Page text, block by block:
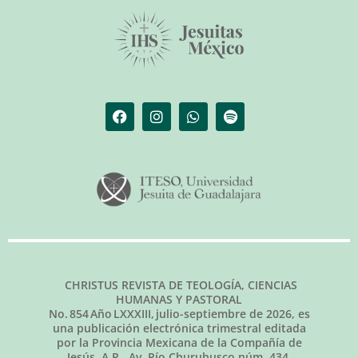
CHRISTUS REVISTA DE TEOLOGÍA, CIENCIAS
HUMANAS Y PASTORAL
No.854Año LXXXIII, julio-septiembre de 2026, es
una publicación electrónica trimestral editada
por la Provincia Mexicana de la Compañía de